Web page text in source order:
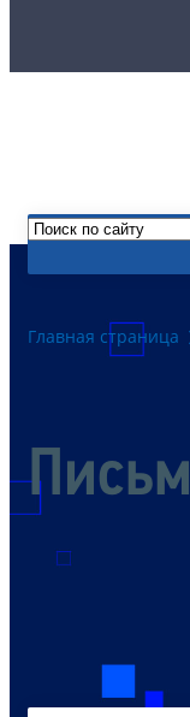
Главная страница